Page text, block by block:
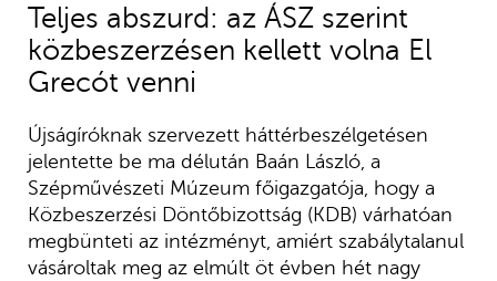
Teljes abszurd: az ÁSZ szerint
közbeszerzésen kellett volna El
Grecót venni
Újságíróknak szervezett háttérbeszélgetésen
jelentette be ma délután Baán László, a
Szépművészeti Múzeum főigazgatója, hogy a
Közbeszerzési Döntőbizottság (KDB) várhatóan
megbünteti az intézményt, amiért szabálytalanul
vásároltak meg az elmúlt öt évben hét nagy